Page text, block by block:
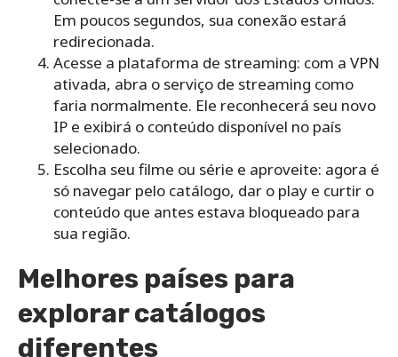
Em poucos segundos, sua conexão estará
redirecionada.
Acesse a plataforma de streaming: com a VPN
ativada, abra o serviço de streaming como
faria normalmente. Ele reconhecerá seu novo
IP e exibirá o conteúdo disponível no país
selecionado.
Escolha seu filme ou série e aproveite: agora é
só navegar pelo catálogo, dar o play e curtir o
conteúdo que antes estava bloqueado para
sua região.
Melhores países para
explorar catálogos
diferentes